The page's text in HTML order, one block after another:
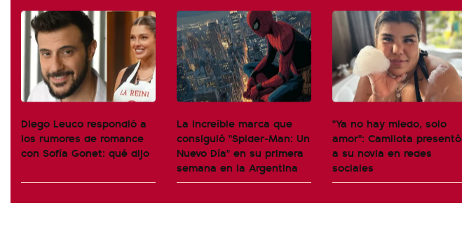
Diego Leuco respondió a
los rumores de romance
con Sofía Gonet: qué dijo
La increíble marca que
consiguió "Spider-Man: Un
Nuevo Día" en su primera
semana en la Argentina
"Ya no hay miedo, solo
amor": Camilota presentó
a su novia en redes
sociales